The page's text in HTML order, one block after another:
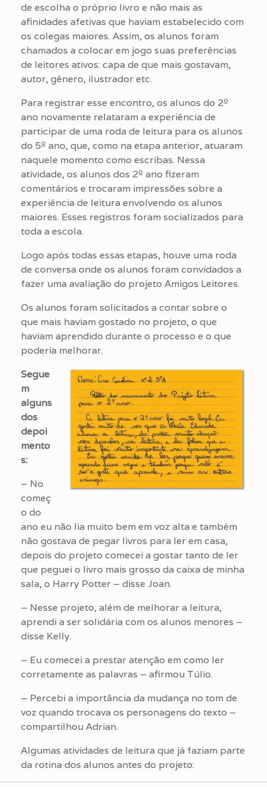
de escolha o próprio livro e não mais as
afinidades afetivas que haviam estabelecido com
os colegas maiores. Assim, os alunos foram
chamados a colocar em jogo suas preferências
de leitores ativos: capa de que mais gostavam,
autor, gênero, ilustrador etc.
Para registrar esse encontro, os alunos do 2º
ano novamente relataram a experiência de
participar de uma roda de leitura para os alunos
do 5º ano, que, como na etapa anterior, atuaram
naquele momento como escribas. Nessa
atividade, os alunos dos 2º ano fizeram
comentários e trocaram impressões sobre a
experiência de leitura envolvendo os alunos
maiores. Esses registros foram socializados para
toda a escola.
Logo após todas essas etapas, houve uma roda
de conversa onde os alunos foram convidados a
fazer uma avaliação do projeto Amigos Leitores.
Os alunos foram solicitados a contar sobre o
que mais haviam gostado no projeto, o que
haviam aprendido durante o processo e o que
poderia melhorar.
Segue
m
alguns
dos
depoi
mento
s:
– No
começ
o do
ano eu não lia muito bem em voz alta e também
não gostava de pegar livros para ler em casa,
depois do projeto comecei a gostar tanto de ler
que peguei o livro mais grosso da caixa de minha
sala, o Harry Potter – disse Joan.
– Nesse projeto, além de melhorar a leitura,
aprendi a ser solidária com os alunos menores –
disse Kelly.
– Eu comecei a prestar atenção em como ler
corretamente as palavras – afirmou Túlio.
– Percebi a importância da mudança no tom de
voz quando trocava os personagens do texto –
compartilhou Adrian.
Algumas atividades de leitura que já faziam parte
da rotina dos alunos antes do projeto: